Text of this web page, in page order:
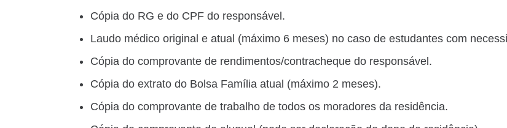
Cópia do RG e do CPF do responsável.
Laudo médico original e atual (máximo 6 meses) no caso de estudantes com
Cópia do comprovante de rendimentos/contracheque do responsável.
Cópia do extrato do Bolsa Família atual (máximo 2 meses).
Cópia do comprovante de trabalho de todos os moradores da residência.